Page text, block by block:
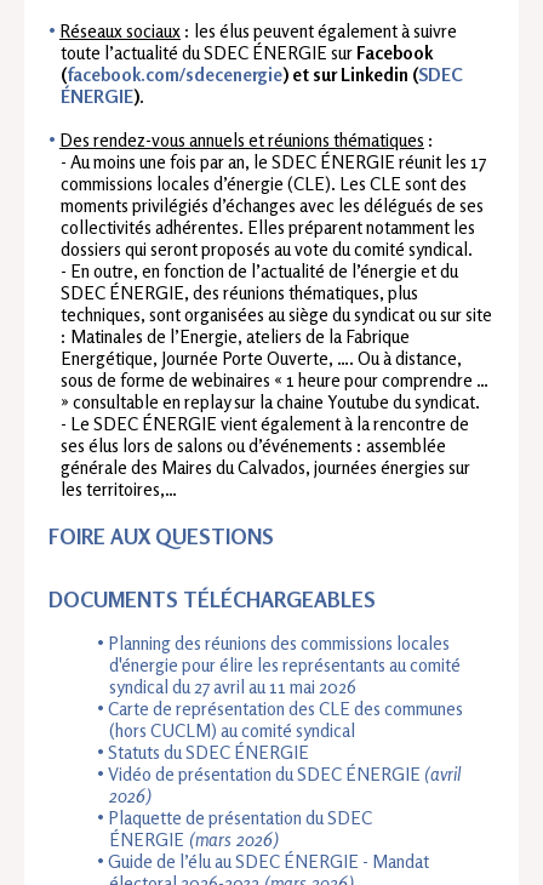
Réseaux sociaux : les élus peuvent également à suivre
toute l’actualité du SDEC ÉNERGIE sur Facebook
(facebook.com/sdecenergie) et sur Linkedin (SDEC
ÉNERGIE).
Des rendez-vous annuels et réunions thématiques :
- Au moins une fois par an, le SDEC ÉNERGIE réunit les 17
commissions locales d’énergie (CLE). Les CLE sont des
moments privilégiés d’échanges avec les délégués de ses
collectivités adhérentes. Elles préparent notamment les
dossiers qui seront proposés au vote du comité syndical.
- En outre, en fonction de l’actualité de l’énergie et du
SDEC ÉNERGIE, des réunions thématiques, plus
techniques, sont organisées au siège du syndicat ou sur site
: Matinales de l’Energie, ateliers de la Fabrique
Energétique, Journée Porte Ouverte, …. Ou à distance,
sous de forme de webinaires « 1 heure pour comprendre …
» consultable en replay sur la chaine Youtube du syndicat.
- Le SDEC ÉNERGIE vient également à la rencontre de
ses élus lors de salons ou d’événements : assemblée
générale des Maires du Calvados, journées énergies sur
les territoires,…
FOIRE AUX QUESTIONS
DOCUMENTS TÉLÉCHARGEABLES
Planning des réunions des commissions locales
d'énergie pour élire les représentants au comité
syndical du 27 avril au 11 mai 2026
Carte de représentation des CLE des communes
(hors CUCLM) au comité syndical
Statuts du SDEC ÉNERGIE
Vidéo de présentation du SDEC ÉNERGIE (avril
2026)
Plaquette de présentation du SDEC
ÉNERGIE (mars 2026)
Guide de l’élu au SDEC ÉNERGIE - Mandat